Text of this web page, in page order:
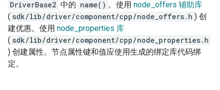
DriverBase2 中的 name() 。使用 node_offers 辅助库
( sdk/lib/driver/component/cpp/node_offers.h ) 创
建优惠。使用 node_properties 库
( sdk/lib/driver/component/cpp/node_properties.h
) 创建属性。节点属性键和值应使用生成的绑定库代码绑
定。